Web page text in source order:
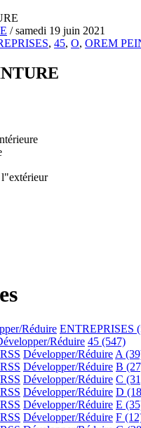
/ samedi 19 juin 2021
, 45, O, OREM
Réduire ENTREPRISES
Réduire 45 (547)
RSS Développer/Réduire A
RSS Développer/Réduire B
RSS Développer/Réduire C
RSS Développer/Réduire D
RSS Développer/Réduire E
RSS Développer/Réduire F